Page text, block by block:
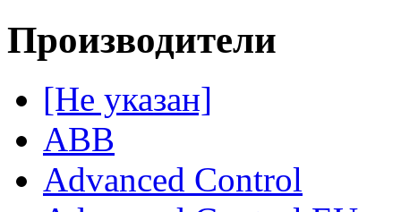
Производители
[Не указан]
ABB
Advanced Control